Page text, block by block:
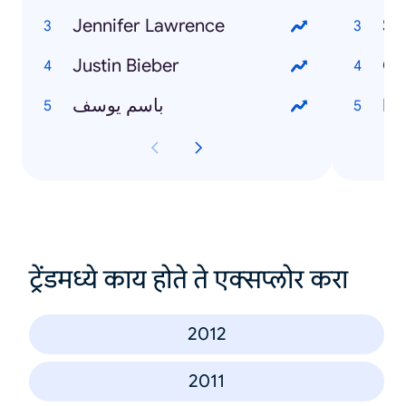
Jennifer Lawrence
Justin Bieber
باسم يوسف
ट्रेंडमध्ये काय होते ते एक्सप्लोर करा
2012
2011